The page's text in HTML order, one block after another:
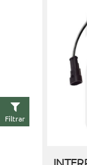
Filtrar